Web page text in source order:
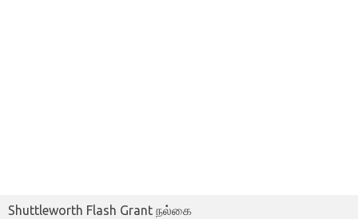
Shuttleworth Flash Grant நல்கை